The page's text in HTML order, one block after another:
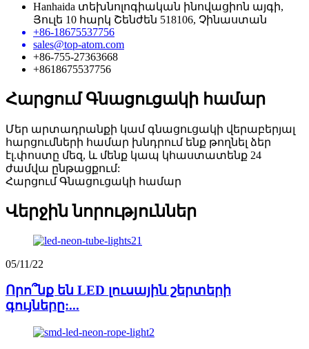
Hanhaida տեխնոլոգիական ինովացիոն այգի,
Յուլե 10 հարկ Շենժեն 518106, Չինաստան
+86-18675537756
sales@top-atom.com
+86-755-27363668
+8618675537756
Հարցում Գնացուցակի համար
Մեր արտադրանքի կամ գնացուցակի վերաբերյալ
հարցումների համար խնդրում ենք թողնել ձեր
էլ.փոստը մեզ, և մենք կապ կհաստատենք 24
ժամվա ընթացքում:
Հարցում Գնացուցակի համար
Վերջին նորություններ
05/11/22
Որո՞նք են LED լուսային շերտերի
գույները:...